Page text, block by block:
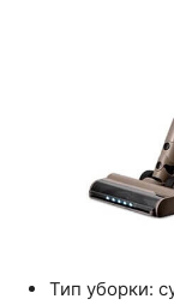
Тип уборки: